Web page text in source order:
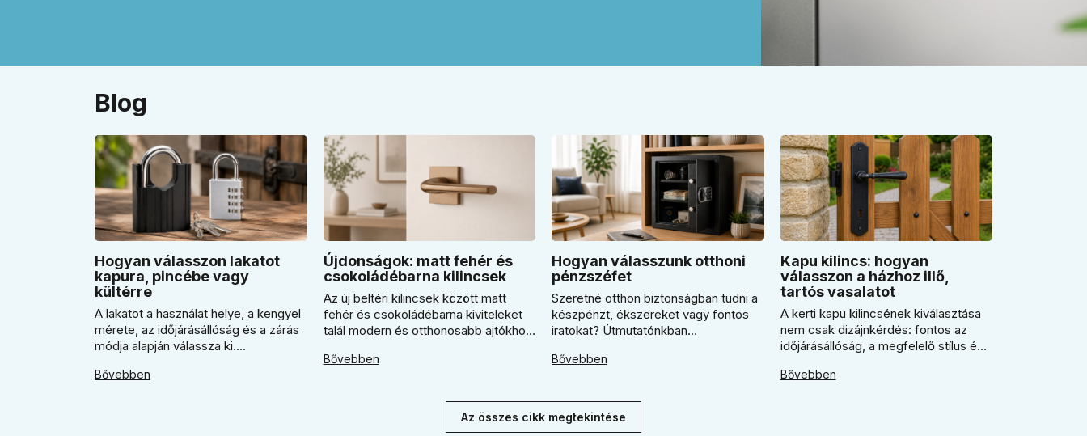
Blog
Hogyan válasszon lakatot
kapura, pincébe vagy
kültérre
A lakatot a használat helye, a kengyel
mérete, az időjárásállóság és a zárás
módja alapján válassza ki.
mikor praktikusabb a számzáras
Bővebben
Újdonságok: matt fehér és
csokoládébarna kilincsek
Az új beltéri kilincsek között matt
fehér és csokoládébarna kiviteleket
talál modern és otthonosabb ajtókhoz.
érdemes világos Super SLIM kilincset,
vagy szögletes rozetta között az
Bővebben
Hogyan válasszunk otthoni
pénzszéfet
Szeretné otthon biztonságban tudni a
készpénzt, ékszereket vagy fontos
iratokat? Útmutatónkban
megfelelő széfet. Megtudja, mikor
kulcsfontosságú a szakszerű rögzítés
a valódi védelemhez minden modern
Bővebben
Kapu kilincs: hogyan
válasszon a házhoz illő,
tartós vasalatot
A kerti kapu kilincsének kiválasztása
nem csak dizájnkérdés: fontos az
időjárásállóság, a megfelelő stílus és
Segítünk eldönteni, mikor érdemes
Bővebben
Az összes cikk megtekintése